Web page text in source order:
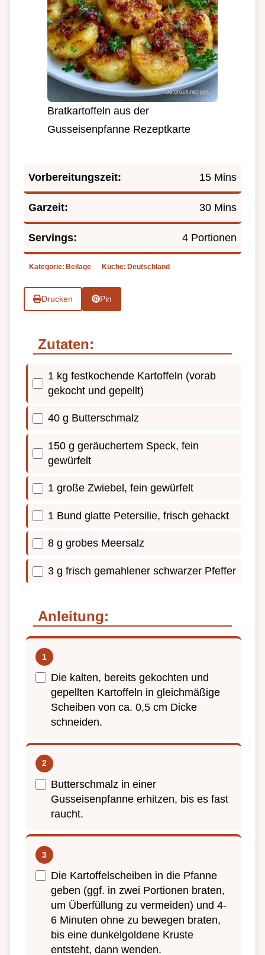
Bratkartoffeln aus der
Gusseisenpfanne Rezeptkarte
Vorbereitungszeit: 15 Mins
Garzeit: 30 Mins
Servings: 4 Portionen
Kategorie: Beilage Küche: Deutschland
Drucken Pin
Zutaten:
1 kg festkochende Kartoffeln (vorab
gekocht und gepellt)
40 g Butterschmalz
150 g geräuchertem Speck, fein
gewürfelt
1 große Zwiebel, fein gewürfelt
1 Bund glatte Petersilie, frisch gehackt
8 g grobes Meersalz
3 g frisch gemahlener schwarzer Pfeffer
Anleitung:
Die kalten, bereits gekochten und
gepellten Kartoffeln in gleichmäßige
Scheiben von ca. 0,5 cm Dicke
schneiden.
Butterschmalz in einer
Gusseisenpfanne erhitzen, bis es fast
raucht.
Die Kartoffelscheiben in die Pfanne
geben (ggf. in zwei Portionen braten,
um Überfüllung zu vermeiden) und 4-
6 Minuten ohne zu bewegen braten,
bis eine dunkelgoldene Kruste
entsteht, dann wenden.